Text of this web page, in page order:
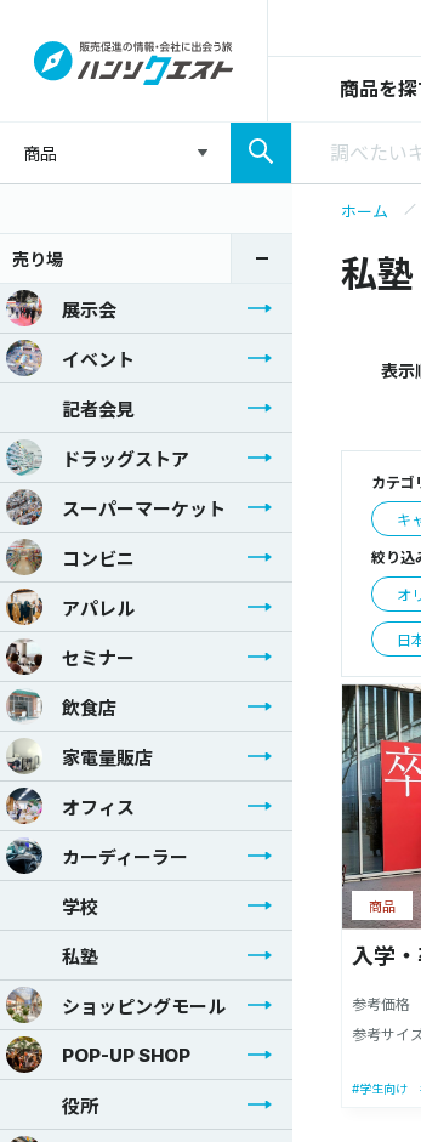
商品を探
商品
売り場
展示会
イベント
記者会見
ドラッグストア
スーパーマーケット
コンビニ
アパレル
セミナー
飲食店
家電量販店
オフィス
カーディーラー
学校
私塾
ショッピングモール
POP-UP SHOP
役所
ホーム
私塾
表示
カテゴ
キ
絞り込
オ
日
入学
参考価格
参考サイ
商品
#学生向け